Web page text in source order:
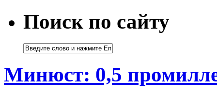
Поиск по сайту
Минюст: 0,5